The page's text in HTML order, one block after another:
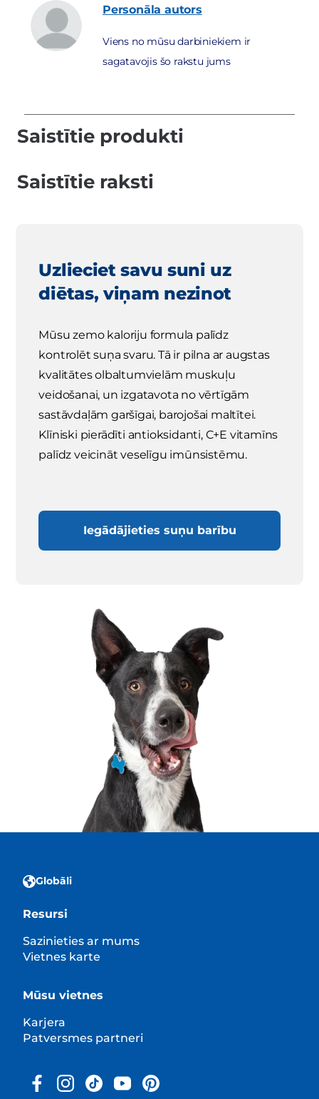
Personāla autors
Viens no mūsu darbiniekiem ir
sagatavojis šo rakstu jums
Saistītie produkti
Saistītie raksti
Uzlieciet savu suni uz
diētas, viņam nezinot
Mūsu zemo kaloriju formula palīdz
kontrolēt suņa svaru. Tā ir pilna ar augstas
kvalitātes olbaltumvielām muskuļu
veidošanai, un izgatavota no vērtīgām
sastāvdaļām garšīgai, barojošai maltītei.
Klīniski pierādīti antioksidanti, C+E vitamīns
palīdz veicināt veselīgu imūnsistēmu.
Iegādājieties suņu barību
Globāli
Resursi
Sazinieties ar mums
Vietnes karte
Mūsu vietnes
Karjera
Patversmes partneri